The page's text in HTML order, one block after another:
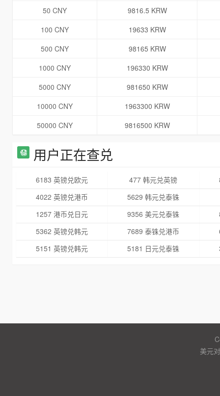
50 CNY
9816.5 KRW
100 CNY
19633 KRW
500 CNY
98165 KRW
1000 CNY
196330 KRW
5000 CNY
981650 KRW
10000 CNY
1963300 KRW
50000 CNY
9816500 KRW
用户正在查兑
6183 英镑兑欧元 477 韩元兑英镑
4022 英镑兑港币
5629 韩元兑泰铢
1257 港币兑日元
9356 美元兑泰铢
5362 英镑兑韩元
7689 泰铢兑港币
5151 英镑兑韩元
5181 日元兑泰铢
美元